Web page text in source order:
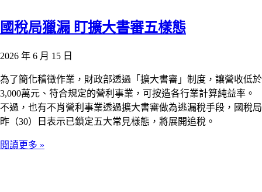
國稅局獵漏 盯擴大書審五樣態
2026 年 6 月 15 日
為了簡化稽徵作業，財政部透過「擴大書審」制度，讓營收低於
3,000萬元、符合規定的營利事業，可按造各行業計算純益率。
不過，也有不肖營利事業透過擴大書審做為逃漏稅手段，國稅局
昨（30）日表示已鎖定五大常見樣態，將展開追稅。
閱讀更多 »